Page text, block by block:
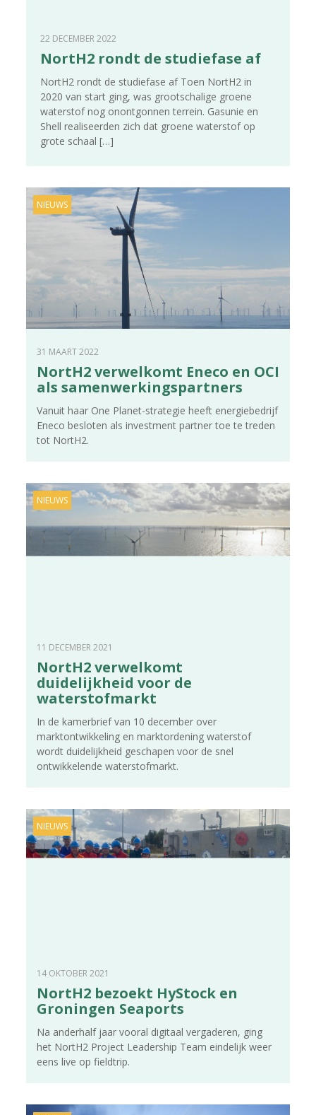
22 DECEMBER 2022
NortH2 rondt de studiefase af
NortH2 rondt de studiefase af Toen NortH2 in
2020 van start ging, was grootschalige groene
waterstof nog onontgonnen terrein. Gasunie en
Shell realiseerden zich dat groene waterstof op
grote schaal […]
NIEUWS
31 MAART 2022
NortH2 verwelkomt Eneco en OCI
als samenwerkingspartners
Vanuit haar One Planet-strategie heeft energiebedrijf
Eneco besloten als investment partner toe te treden
tot NortH2.
NIEUWS
11 DECEMBER 2021
NortH2 verwelkomt
duidelijkheid voor de
waterstofmarkt
In de kamerbrief van 10 december over
marktontwikkeling en marktordening waterstof
wordt duidelijkheid geschapen voor de snel
ontwikkelende waterstofmarkt.
NIEUWS
14 OKTOBER 2021
NortH2 bezoekt HyStock en
Groningen Seaports
Na anderhalf jaar vooral digitaal vergaderen, ging
het NortH2 Project Leadership Team eindelijk weer
eens live op fieldtrip.